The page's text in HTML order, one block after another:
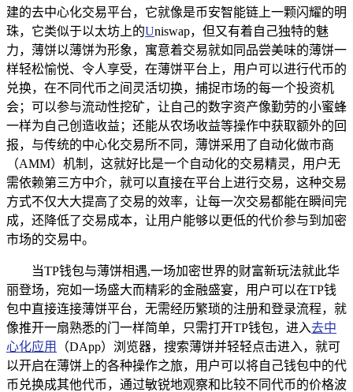
建的去中心化交易平台，它就像是币安智能链上一颗闪耀的明
珠，它类似于以太坊上的Uniswap，但又有着自己独特的魅
力，薄饼以薄饼为形象，寓意着交易就如同品尝美味的薄饼一
样轻松愉悦、令人享受，在薄饼平台上，用户可以进行代币的
兑换，在不同代币之间灵活切换，捕捉市场的每一个投资机
会；可以参与流动性挖矿，让自己的数字资产像勤劳的小蜜蜂
一样为自己创造收益；还能从农场收益等操作中获取额外的回
报，与传统的中心化交易所不同，薄饼采用了自动化做市商
（AMM）机制，这就好比是一个自动化的交易精灵，用户无
需依赖第三方中介，就可以直接在平台上进行交易，这种交易
方式不仅大大提高了交易的效率，让每一次交易都能在瞬间完
成，还降低了交易成本，让用户能够以更低的代价参与到加密
市场的交易中。
当TP钱包与薄饼相遇,一场加密世界的财富新玩法就此华
丽登场，宛如一场盛大而精彩的金融盛宴，用户可以在TP钱
包中直接连接薄饼平台，无需经历繁琐的注册和登录流程，就
像推开一扇熟悉的门一样简单，只需打开TP钱包，进入去中
心化应用
（DApp）浏览器，搜索薄饼并轻轻点击进入，就可
以开启在薄饼上的各种操作之旅，用户可以将自己钱包中的代
币兑换成其他代币，通过敏锐地观察和比较不同代币的价格波